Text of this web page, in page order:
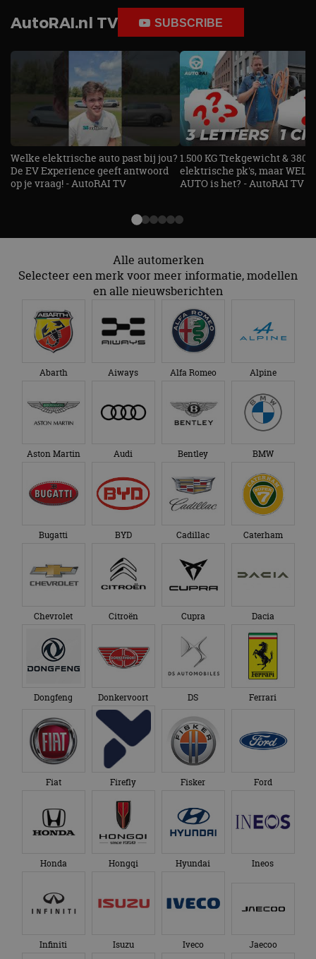
AutoRAI.nl TV SUBSCRIBE
Welke elektrische auto past bij jou?
De EV Experience geeft antwoord
op je vraag! - AutoRAI TV
1.500 KG Trekgewicht & 380
elektrische pk's, maar
AUTO is het? - AutoRAI TV
Alle automerken
Selecteer een merk voor meer informatie, modellen
en alle nieuwsberichten
Abarth Aiways Alfa Romeo Alpine
Aston Martin Audi Bentley BMW
Bugatti BYD Cadillac Caterham
Chevrolet Citroën Cupra Dacia
Dongfeng Donkervoort DS Ferrari
Fiat Firefly Fisker Ford
Honda Hongqi Hyundai Ineos
Infiniti Isuzu Iveco Jaecoo